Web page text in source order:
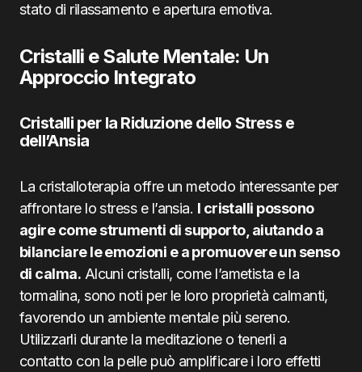
stato di rilassamento e apertura emotiva.
Cristalli e Salute Mentale: Un
Approccio Integrato
Cristalli per la Riduzione dello Stress e
dell’Ansia
La cristalloterapia offre un metodo interessante per
affrontare lo stress e l’ansia. I cristalli possono
agire come strumenti di supporto, aiutando a
bilanciare le emozioni e a promuovere un senso
di calma. Alcuni cristalli, come l’ametista e la
tormalina, sono noti per le loro proprietà calmanti,
favorendo un ambiente mentale più sereno.
Utilizzarli durante la meditazione o tenerli a
contatto con la pelle può amplificare i loro effetti